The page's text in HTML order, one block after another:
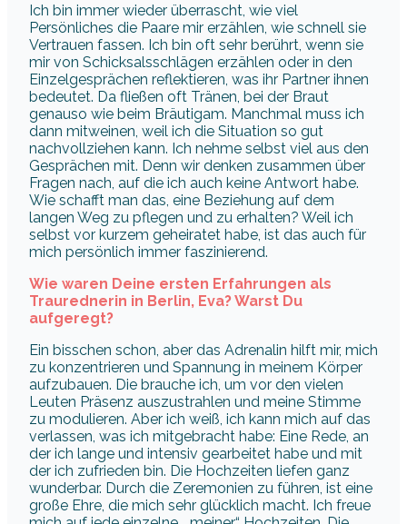
Ich bin immer wieder überrascht, wie viel
Persönliches die Paare mir erzählen, wie schnell sie
Vertrauen fassen. Ich bin oft sehr berührt, wenn sie
mir von Schicksalsschlägen erzählen oder in den
Einzelgesprächen reflektieren, was ihr Partner ihnen
bedeutet. Da fließen oft Tränen, bei der Braut
genauso wie beim Bräutigam. Manchmal muss ich
dann mitweinen, weil ich die Situation so gut
nachvollziehen kann. Ich nehme selbst viel aus den
Gesprächen mit. Denn wir denken zusammen über
Fragen nach, auf die ich auch keine Antwort habe.
Wie schafft man das, eine Beziehung auf dem
langen Weg zu pflegen und zu erhalten? Weil ich
selbst vor kurzem geheiratet habe, ist das auch für
mich persönlich immer faszinierend.
Wie waren Deine ersten Erfahrungen als
Traurednerin in Berlin, Eva? Warst Du
aufgeregt?
Ein bisschen schon, aber das Adrenalin hilft mir, mich
zu konzentrieren und Spannung in meinem Körper
aufzubauen. Die brauche ich, um vor den vielen
Leuten Präsenz auszustrahlen und meine Stimme
zu modulieren. Aber ich weiß, ich kann mich auf das
verlassen, was ich mitgebracht habe: Eine Rede, an
der ich lange und intensiv gearbeitet habe und mit
der ich zufrieden bin. Die Hochzeiten liefen ganz
wunderbar. Durch die Zeremonien zu führen, ist eine
große Ehre, die mich sehr glücklich macht. Ich freue